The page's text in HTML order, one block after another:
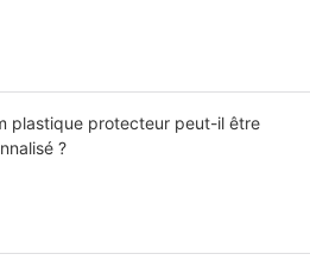
plastique protecteur peut-il être
?